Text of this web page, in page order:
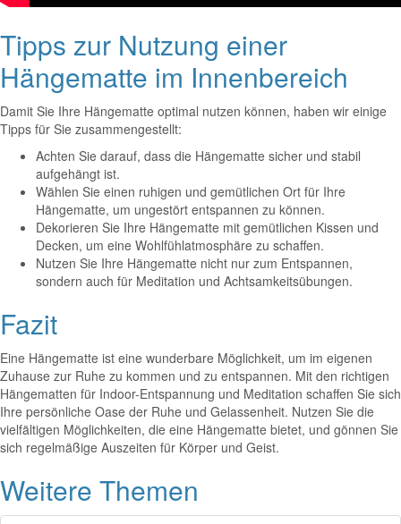
Tipps zur Nutzung einer
Hängematte im Innenbereich
Damit Sie Ihre Hängematte optimal nutzen können, haben wir einige
Tipps für Sie zusammengestellt:
Achten Sie darauf, dass die Hängematte sicher und stabil
aufgehängt ist.
Wählen Sie einen ruhigen und gemütlichen Ort für Ihre
Hängematte, um ungestört entspannen zu können.
Dekorieren Sie Ihre Hängematte mit gemütlichen Kissen und
Decken, um eine Wohlfühlatmosphäre zu schaffen.
Nutzen Sie Ihre Hängematte nicht nur zum Entspannen,
sondern auch für Meditation und Achtsamkeitsübungen.
Fazit
Eine Hängematte ist eine wunderbare Möglichkeit, um im eigenen
Zuhause zur Ruhe zu kommen und zu entspannen. Mit den richtigen
Hängematten für Indoor-Entspannung und Meditation schaffen Sie sich
Ihre persönliche Oase der Ruhe und Gelassenheit. Nutzen Sie die
vielfältigen Möglichkeiten, die eine Hängematte bietet, und gönnen Sie
sich regelmäßige Auszeiten für Körper und Geist.
Weitere Themen